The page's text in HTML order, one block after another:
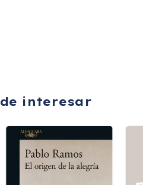
interesar